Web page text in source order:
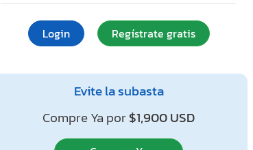
Login Regístrate gratis
Evite la subasta
Compre Ya por$1,900 USD